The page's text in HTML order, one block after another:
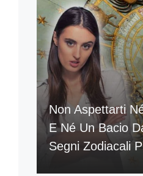
Non Aspettarti
E Né Un Bacio
Segni Zodiacali